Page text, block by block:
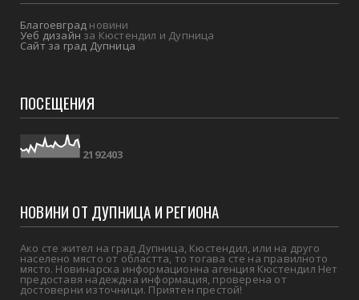
Благоевград новини
Уеб дизайнза Кюстендил и Дупница
Сайт за град Дупница
ПОСЕЩЕНИЯ
21 92403
НОВИНИ ОТ ДУПНИЦА И РЕГИОНА
Ако сте жител на град Дупница, Кюстендил, или на друго
населено място от областта, то тогава сте на правилното
място. Новинарска информационна агенция Кюстендил Нет
предоставя надеждна информация, проверена от
достоверни източници. Приятен престой!